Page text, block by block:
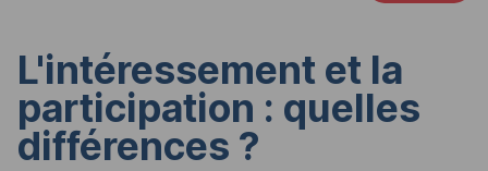
L'intéressement et la
participation : quelles
différences ?